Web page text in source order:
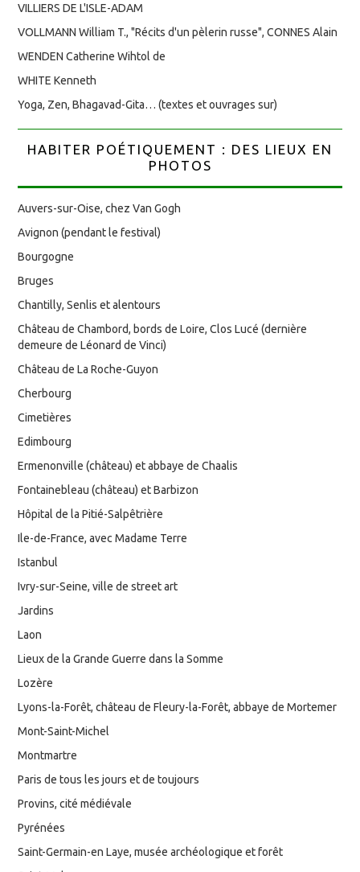
VILLIERS DE L'ISLE-ADAM
VOLLMANN William T., "Récits d'un pèlerin russe", CONNES Alain
WENDEN Catherine Wihtol de
WHITE Kenneth
Yoga, Zen, Bhagavad-Gita… (textes et ouvrages sur)
HABITER POÉTIQUEMENT : DES LIEUX EN
PHOTOS
Auvers-sur-Oise, chez Van Gogh
Avignon (pendant le festival)
Bourgogne
Bruges
Chantilly, Senlis et alentours
Château de Chambord, bords de Loire, Clos Lucé (dernière
demeure de Léonard de Vinci)
Château de La Roche-Guyon
Cherbourg
Cimetières
Edimbourg
Ermenonville (château) et abbaye de Chaalis
Fontainebleau (château) et Barbizon
Hôpital de la Pitié-Salpêtrière
Ile-de-France, avec Madame Terre
Istanbul
Ivry-sur-Seine, ville de street art
Jardins
Laon
Lieux de la Grande Guerre dans la Somme
Lozère
Lyons-la-Forêt, château de Fleury-la-Forêt, abbaye de Mortemer
Mont-Saint-Michel
Montmartre
Paris de tous les jours et de toujours
Provins, cité médiévale
Pyrénées
Saint-Germain-en Laye, musée archéologique et forêt